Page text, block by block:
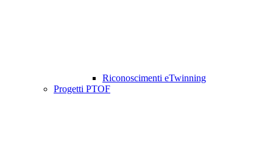
Riconoscimenti eTwinning
Progetti PTOF